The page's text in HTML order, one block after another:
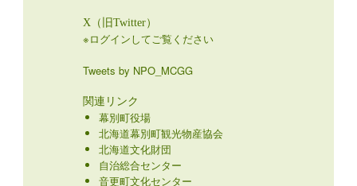
X（旧Twitter）
※ログインしてご覧ください
Tweets by NPO_MCGG
関連リンク
幕別町役場
北海道幕別町観光物産協会
北海道文化財団
自治総合センター
音更町文化センター